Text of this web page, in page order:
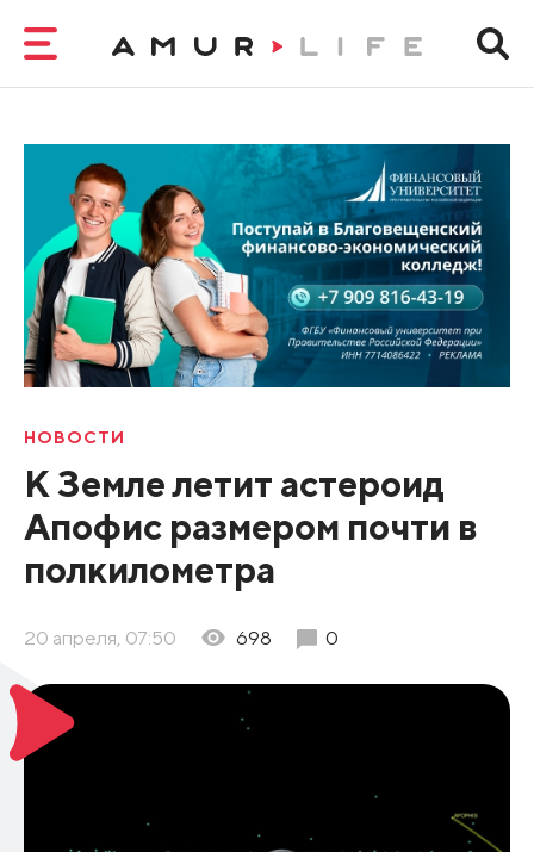
НОВОСТИ
К Земле летит астероид
Апофис размером почти в
полкилометра
20 апреля, 07:50 698 0